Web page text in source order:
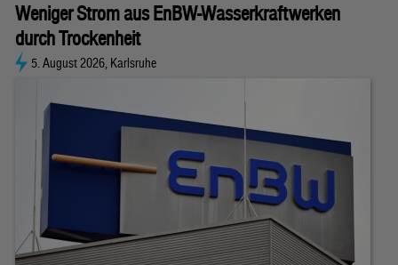
Weniger Strom aus EnBW-Wasserkraftwerken
durch Trockenheit
5. August 2026, Karlsruhe